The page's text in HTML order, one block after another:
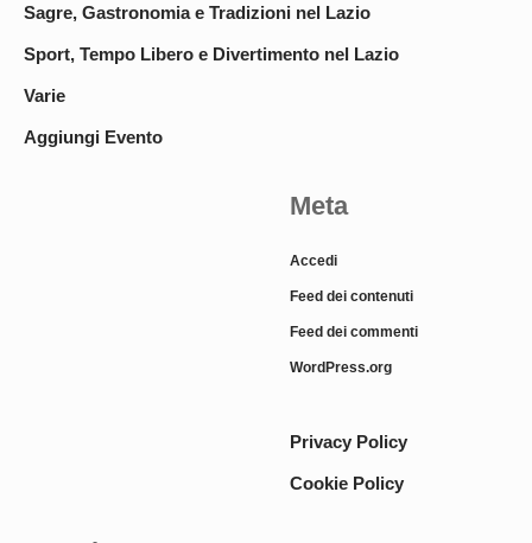
Sagre, Gastronomia e Tradizioni nel Lazio
Sport, Tempo Libero e Divertimento nel Lazio
Varie
Aggiungi Evento
Meta
Accedi
Feed dei contenuti
Feed dei commenti
WordPress.org
Privacy Policy
Cookie Policy